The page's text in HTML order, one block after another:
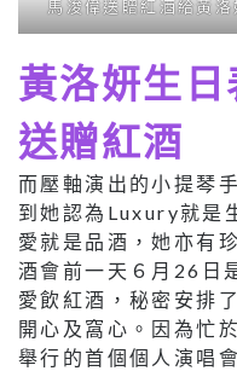
馬浚偉送贈紅酒給黃
黃洛妍生
送贈紅酒
而壓軸演出的小提琴
到她認為Luxury就是
愛就是品酒，她亦有
酒會前一天６月26日
愛飲紅酒，秘密安排
開心及窩心。因為忙
舉行的首個個人演唱